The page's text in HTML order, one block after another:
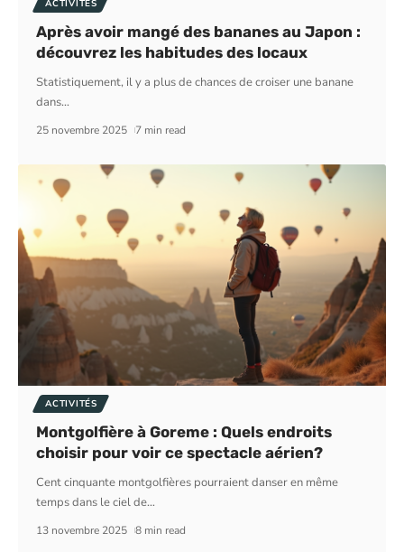
ACTIVITÉS
Après avoir mangé des bananes au Japon :
découvrez les habitudes des locaux
Statistiquement, il y a plus de chances de croiser une banane
dans…
25 novembre 2025 7 min read
ACTIVITÉS
Montgolfière à Goreme : Quels endroits
choisir pour voir ce spectacle aérien?
Cent cinquante montgolfières pourraient danser en même
temps dans le ciel de…
13 novembre 2025 8 min read